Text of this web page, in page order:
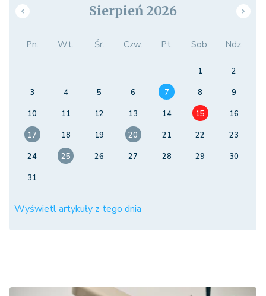
Sierpień 2026
Pn. Wt. Śr. Czw. Pt. Sob. Ndz.
1
2
3
4 5 6 7 8
9
10
11 12 13 14 15
16
17
18 19 20 21 22
23
24
25 26 27 28 29
30
31
Wyświetl artykuły z tego dnia